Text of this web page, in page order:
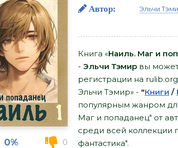
0% 0
Автор: Эльчи
Книга «Наиль. Маг и
- Эльчи Тэмир вы
регистрации на
Эльчи Тэмир» - "Книги /
популярным жанром
Маг и попаданец" от
среди всей коллекции
фантастика".